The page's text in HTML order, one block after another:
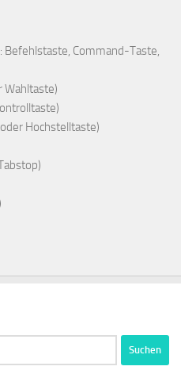
Befehlstaste, Command-Taste,
Wahltaste)
Hochstelltaste)